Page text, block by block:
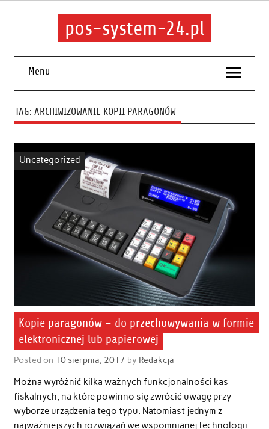
pos-system-24.pl
Menu
TAG: ARCHIWIZOWANIE KOPII PARAGONÓW
Uncategorized
Kopie paragonów – do przechowywania w formie
elektronicznej lub papierowej
Posted on 10 sierpnia, 2017 by Redakcja
Można wyróżnić kilka ważnych funkcjonalności kas
fiskalnych, na które powinno się zwrócić uwagę przy
wyborze urządzenia tego typu. Natomiast jednym z
najważniejszych rozwiązań we wspomnianej technologii